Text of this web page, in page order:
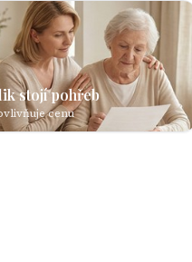
stojí pohřeb
cenu